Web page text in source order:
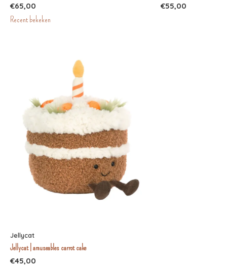
€65,00
€55,00
Recent bekeken
Jellycat
Jellycat | amuseables carrot cake
€45,00